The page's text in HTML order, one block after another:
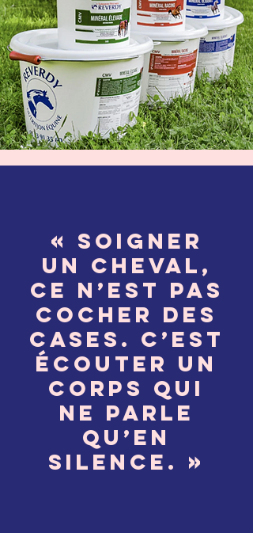
« Soigner
un cheval,
ce n’est pas
cocher des
cases. C’est
écouter un
corps qui
ne parle
qu’en
silence. »